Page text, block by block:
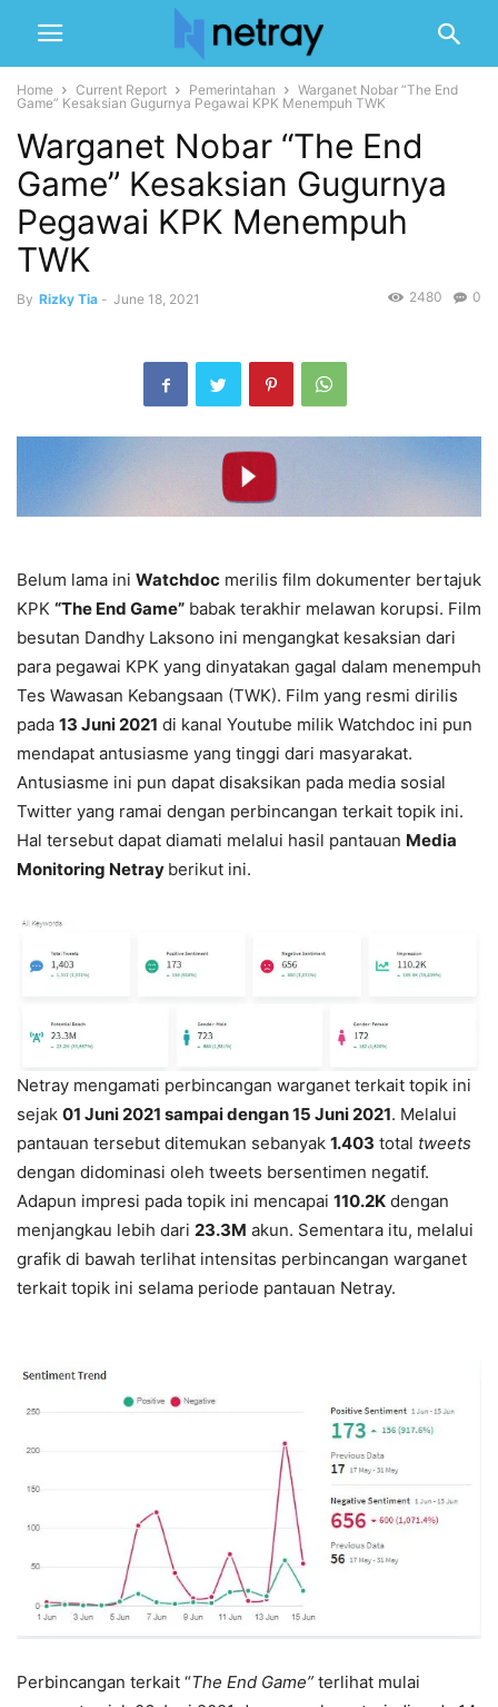
Home Current Report Pemerintahan
Warganet Nobar “The End
Game” Kesaksian Gugurnya Pegawai KPK Menempuh TWK
Warganet Nobar “The End
Game” Kesaksian Gugurnya
Pegawai KPK Menempuh
TWK
By Rizky Tia - June 18, 2021 0
2480
Belum lama ini Watchdoc merilis film dokumenter bertajuk
KPK “The End Game” babak terakhir melawan korupsi. Film
besutan Dandhy Laksono ini mengangkat kesaksian dari
para pegawai KPK yang dinyatakan gagal dalam menempuh
Tes Wawasan Kebangsaan (TWK). Film yang resmi dirilis
pada 13 Juni 2021 di kanal Youtube milik Watchdoc ini pun
mendapat antusiasme yang tinggi dari masyarakat.
Antusiasme ini pun dapat disaksikan pada media sosial
Twitter yang ramai dengan perbincangan terkait topik ini.
Hal tersebut dapat diamati melalui hasil pantauan Media
Monitoring Netray berikut ini.
Netray mengamati perbincangan warganet terkait topik ini
sejak 01 Juni 2021 sampai dengan 15 Juni 2021. Melalui
pantauan tersebut ditemukan sebanyak 1.403 total tweets
dengan didominasi oleh tweets bersentimen negatif.
Adapun impresi pada topik ini mencapai 110.2K dengan
menjangkau lebih dari 23.3M akun. Sementara itu, melalui
grafik di bawah terlihat intensitas perbincangan warganet
terkait topik ini selama periode pantauan Netray.
Perbincangan terkait “The End Game” terlihat mulai